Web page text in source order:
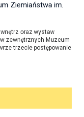
Ziemiaństwa im.
oraz wystaw
zewnętrznych Muzeum
trzecie postępowanie